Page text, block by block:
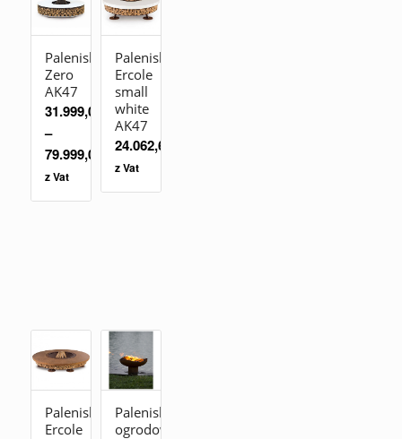
Palenisko
Zero
AK47
31.999,00
–
79.999,00
z Vat
Palenisko
Ercole
small
white
AK47
24.062,60
z Vat
Palenisko
Ercole
Palenisko
ogrodowe